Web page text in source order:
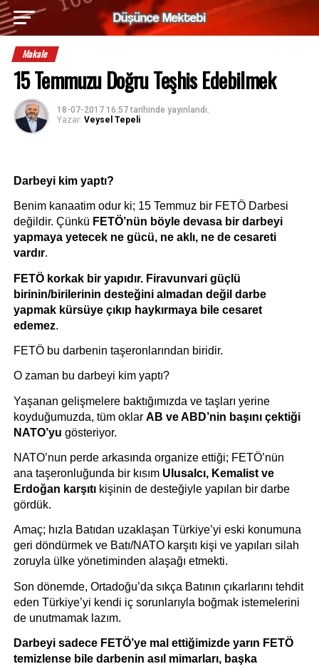
Makale
15 Temmuzu Doğru Teşhis Edebilmek
18-07-2017 16:57tarihinde yayınlandı.
Yazar: Veysel Tepeli
Darbeyi kim yaptı?
Benim kanaatim odur ki; 15 Temmuz bir FETÖ Darbesi
değildir. Çünkü FETÖ’nün böyle devasa bir darbeyi
yapmaya yetecek ne gücü, ne aklı, ne de cesareti
vardır.
FETÖ korkak bir yapıdır. Firavunvari güçlü
birinin/birilerinin desteğini almadan değil darbe
yapmak kürsüye çıkıp haykırmaya bile cesaret
edemez.
FETÖ bu darbenin taşeronlarından biridir.
O zaman bu darbeyi kim yaptı?
Yaşanan gelişmelere baktığımızda ve taşları yerine
koyduğumuzda, tüm oklar AB ve ABD’nin başını çektiği
NATO’yu gösteriyor.
NATO’nun perde arkasında organize ettiği; FETÖ’nün
ana taşeronluğunda bir kısım Ulusalcı, Kemalist ve
Erdoğan karşıtı kişinin de desteğiyle yapılan bir darbe
gördük.
Amaç; hızla Batıdan uzaklaşan Türkiye’yi eski konumuna
geri döndürmek ve Batı/NATO karşıtı kişi ve yapıları silah
zoruyla ülke yönetiminden alaşağı etmekti.
Son dönemde, Ortadoğu’da sıkça Batının çıkarlarını tehdit
eden Türkiye’yi kendi iç sorunlarıyla boğmak istemelerini
de unutmamak lazım.
Darbeyi sadece FETÖ’ye mal ettiğimizde yarın FETÖ
temizlense bile darbenin asıl mimarları, başka